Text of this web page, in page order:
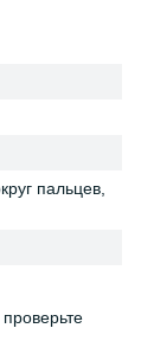
пальцев,